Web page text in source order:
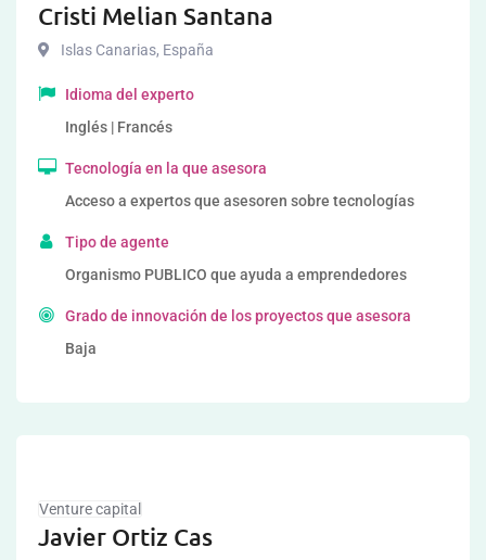
Cristi Melian Santana
Islas Canarias, España
Idioma del experto
Inglés | Francés
Tecnología en la que asesora
Acceso a expertos que asesoren sobre tecnologías
Tipo de agente
Organismo PUBLICO que ayuda a emprendedores
Grado de innovación de los proyectos que asesora
Baja
Venture capital
Javier Ortiz Cas